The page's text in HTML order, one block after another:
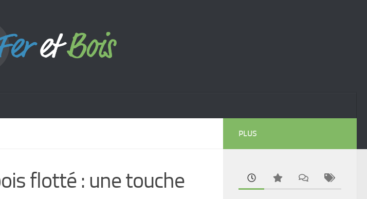
flotté : une touche
PLUS